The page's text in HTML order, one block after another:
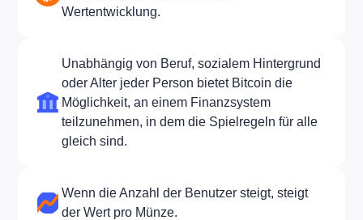
Wertentwicklung.
Unabhängig von Beruf, sozialem Hintergrund
oder Alter jeder Person bietet Bitcoin die
Möglichkeit, an einem Finanzsystem
teilzunehmen, in dem die Spielregeln für alle
gleich sind.
Wenn die Anzahl der Benutzer steigt, steigt
der Wert pro Münze.